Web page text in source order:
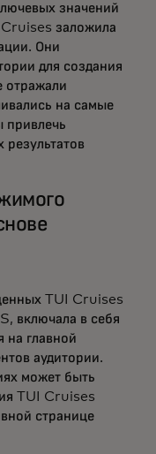
значений
заложила
Они
для создания
отражали
на самые
привлечь
TUI Cruises
включала в себя
главной
аудитории.
может быть
TUI Cruises
странице